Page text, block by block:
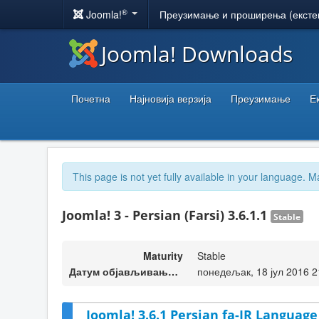
Joomla!® Преузимање и проширења
Joomla! Downloads
Почетна Најновија верзија Преузимање
This page is not yet fully available in your language.
Joomla! 3 - Persian (Farsi) 3.6.1.1 Stable
Maturity
Stable
Датум објављивања верзије
понедељак, 18 јул 2016
Joomla! 3.6.1 Persian fa-IR